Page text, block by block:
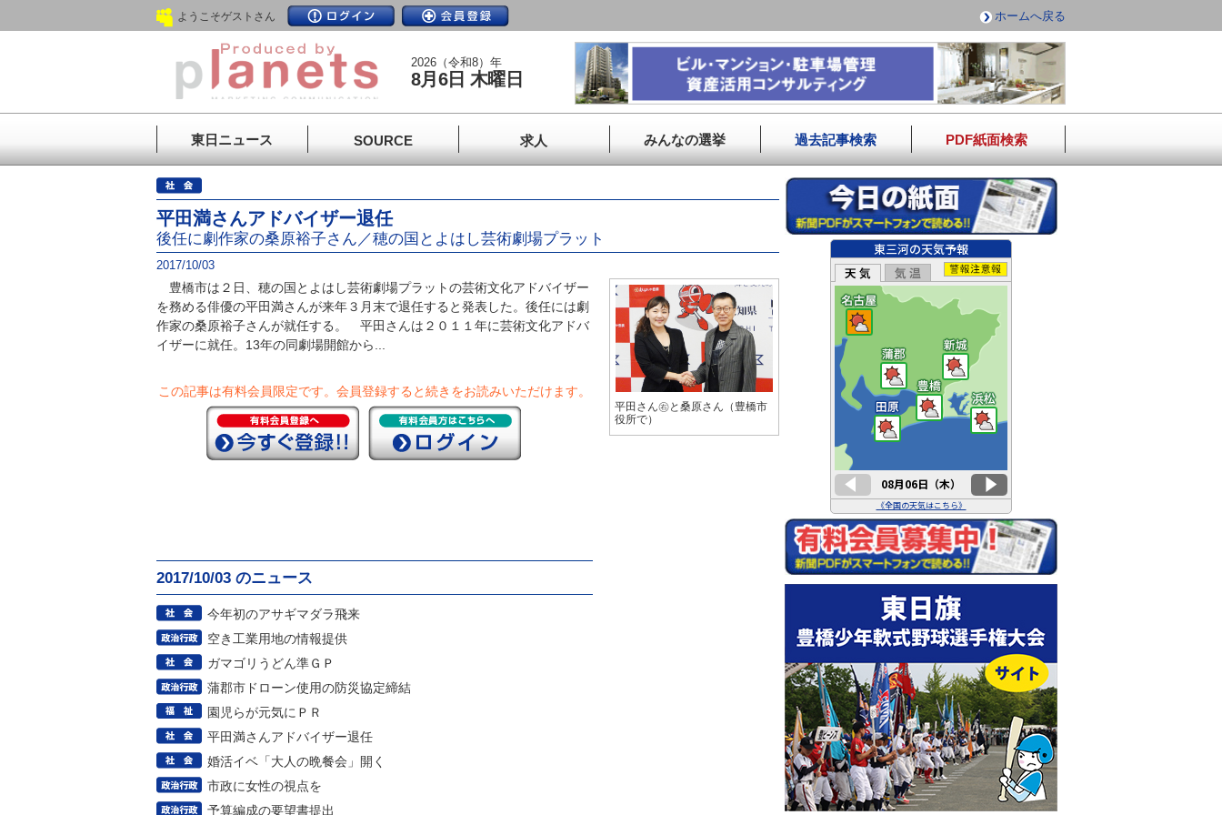
ようこそゲストさん ホームへ戻る
2026（令和8）年
8月6日 木曜日
東日ニュース SOURCE 求人 みんなの選挙 過去記事検索 PDF紙面検索
平田満さんアドバイザー退任
後任に劇作家の桑原裕子さん／穂の国とよはし芸術劇場プラット
2017/10/03
豊橋市は２日、穂の国とよはし芸術劇場プラットの芸術文化アドバイザー
を務める俳優の平田満さんが来年３月末で退任すると発表した。後任には劇
作家の桑原裕子さんが就任する。 平田さんは２０１１年に芸術文化アドバ
イザーに就任。13年の同劇場開館から...
この記事は有料会員限定です。 会員登録すると続きをお読みいただけます。
2017/10/03 のニュース
今年初のアサギマダラ飛来
空き工業用地の情報提供
ガマゴリうどん準ＧＰ
蒲郡市ドローン使用の防災協定締結
園児らが元気にＰＲ
平田満さんアドバイザー退任
婚活イベ「大人の晩餐会」開く
市政に女性の視点を
予算編成の要望書提出
平田さん㊨と桑原さん（豊橋市
役所で）